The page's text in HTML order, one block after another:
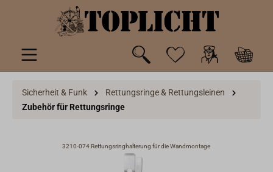
springen
Sicherheit & Funk
Rettungsringe & Rettungsleinen
Zubehör für Rettungsringe
3210-074 Rettungsringhalterung für die Wandmontage